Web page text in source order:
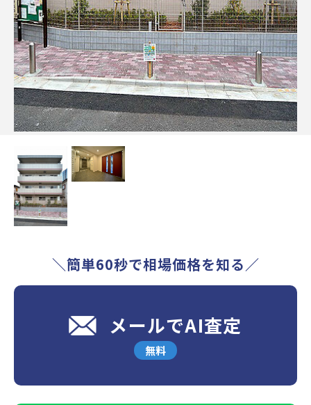
＼簡単60秒で相場価格を知る／
メールでAI査定
無料